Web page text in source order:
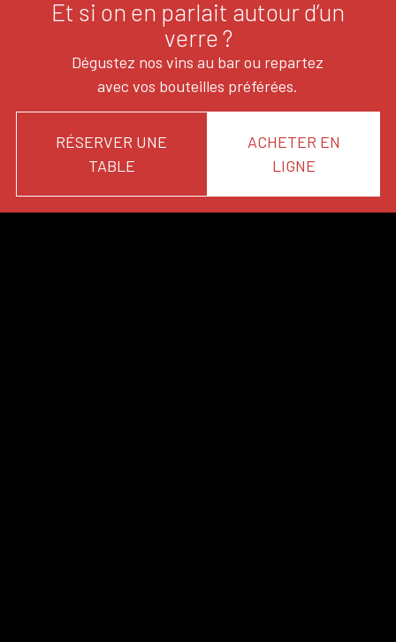
Et si on en parlait autour d’un
verre ?
Dégustez nos vins au bar ou repartez
avec vos bouteilles préférées.
RÉSERVER UNE
TABLE
ACHETER EN
LIGNE